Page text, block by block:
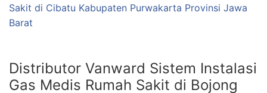
Sakit di Cibatu Kabupaten Purwakarta Provinsi Jawa
Barat
Distributor Vanward Sistem Instalasi
Gas Medis Rumah Sakit di Bojong